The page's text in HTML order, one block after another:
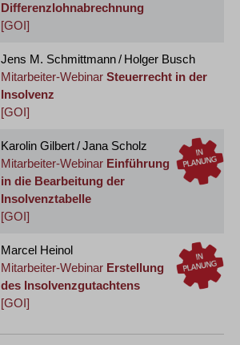
Differenzlohnabrechnung
[GOI]
Jens M. Schmittmann / Holger Busch
Mitarbeiter-Webinar Steuerrecht in der
Insolvenz
[GOI]
Karolin Gilbert / Jana Scholz
Mitarbeiter-Webinar Einführung
in die Bearbeitung der
Insolvenztabelle
[GOI]
Marcel Heinol
Mitarbeiter-Webinar Erstellung
des Insolvenzgutachtens
[GOI]